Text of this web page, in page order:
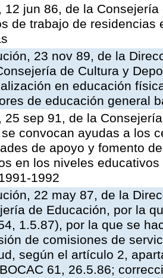
12 jun 86, de la
de trabajo de
23 nov 89, de la
de Cultura y
en educación
de educación general
25 sep 91, de la
convocan ayudas a los
de apoyo y fomento
en los niveles
1992
22 may 87, de la
de Educación, por la
1.5.87), por la que se
de comisiones de
según el artículo 2,
61, 26.5.86;